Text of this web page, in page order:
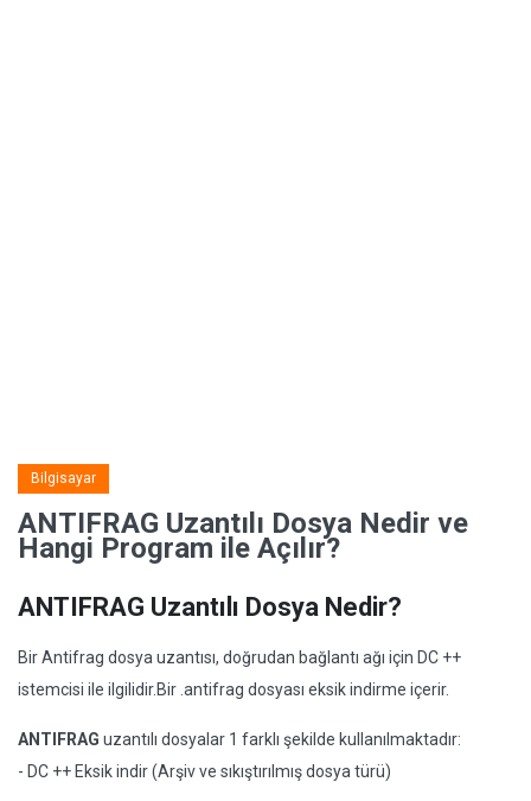
Bilgisayar
ANTIFRAG Uzantılı Dosya Nedir ve
Hangi Program ile Açılır?
ANTIFRAG Uzantılı Dosya Nedir?
Bir Antifrag dosya uzantısı, doğrudan bağlantı ağı için DC ++
istemcisi ile ilgilidir.Bir .antifrag dosyası eksik indirme içerir.
ANTIFRAG uzantılı dosyalar 1 farklı şekilde kullanılmaktadır:
- DC ++ Eksik indir (Arşiv ve sıkıştırılmış dosya türü)